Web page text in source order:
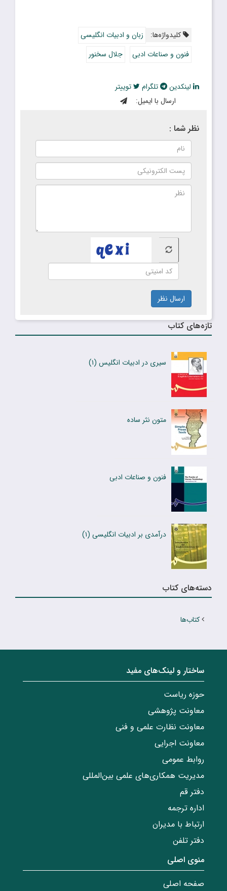
کلیدواژه‌ها:
زبان و ادبیات انگلیسی
فنون و صناعات ادبی
جلال سخنور
لینکدین تلگرام
توییتر
ارسال با ایمیل:
نظر شما :
ارسال نظر
تازه‌های کتاب
سیری در ادبیات انگلیس (۱)
متون نثر ساده
فنون و صناعات ادبی
درآمدی بر ادبیات انگلیسی (۱)
دسته‌های کتاب
کتاب‌ها
ساختار‌‌ و‌‌ لینک‌های مفید
حوزه ریاست
معاونت پژوهشی
معاونت نظارت علمی و فنی
معاونت اجرایی
روابط عمومی
مدیریت همکاری‌های علمی بین‌المللی
دفتر قم
اداره ترجمه
ارتباط با مدیران
دفتر تلفن
منوی اصلی
صفحه اصلی